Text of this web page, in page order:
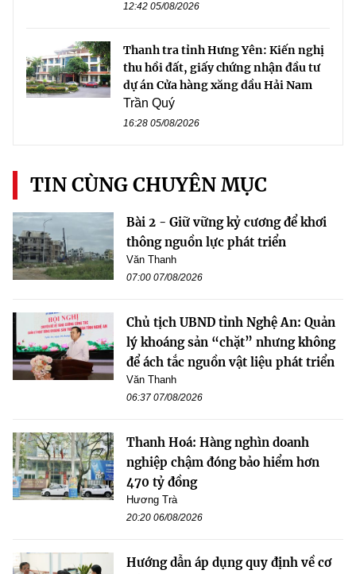
12:42 05/08/2026
Thanh tra tỉnh Hưng Yên: Kiến nghị
thu hồi đất, giấy chứng nhận đầu tư
dự án Cửa hàng xăng dầu Hải Nam
Trần Quý
16:28 05/08/2026
TIN CÙNG CHUYÊN MỤC
Bài 2 - Giữ vững kỷ cương để khơi
thông nguồn lực phát triển
Văn Thanh
07:00 07/08/2026
Chủ tịch UBND tỉnh Nghệ An: Quản
lý khoáng sản “chặt” nhưng không
để ách tắc nguồn vật liệu phát triển
Văn Thanh
06:37 07/08/2026
Thanh Hoá: Hàng nghìn doanh
nghiệp chậm đóng bảo hiểm hơn
470 tỷ đồng
Hương Trà
20:20 06/08/2026
Hướng dẫn áp dụng quy định về cơ